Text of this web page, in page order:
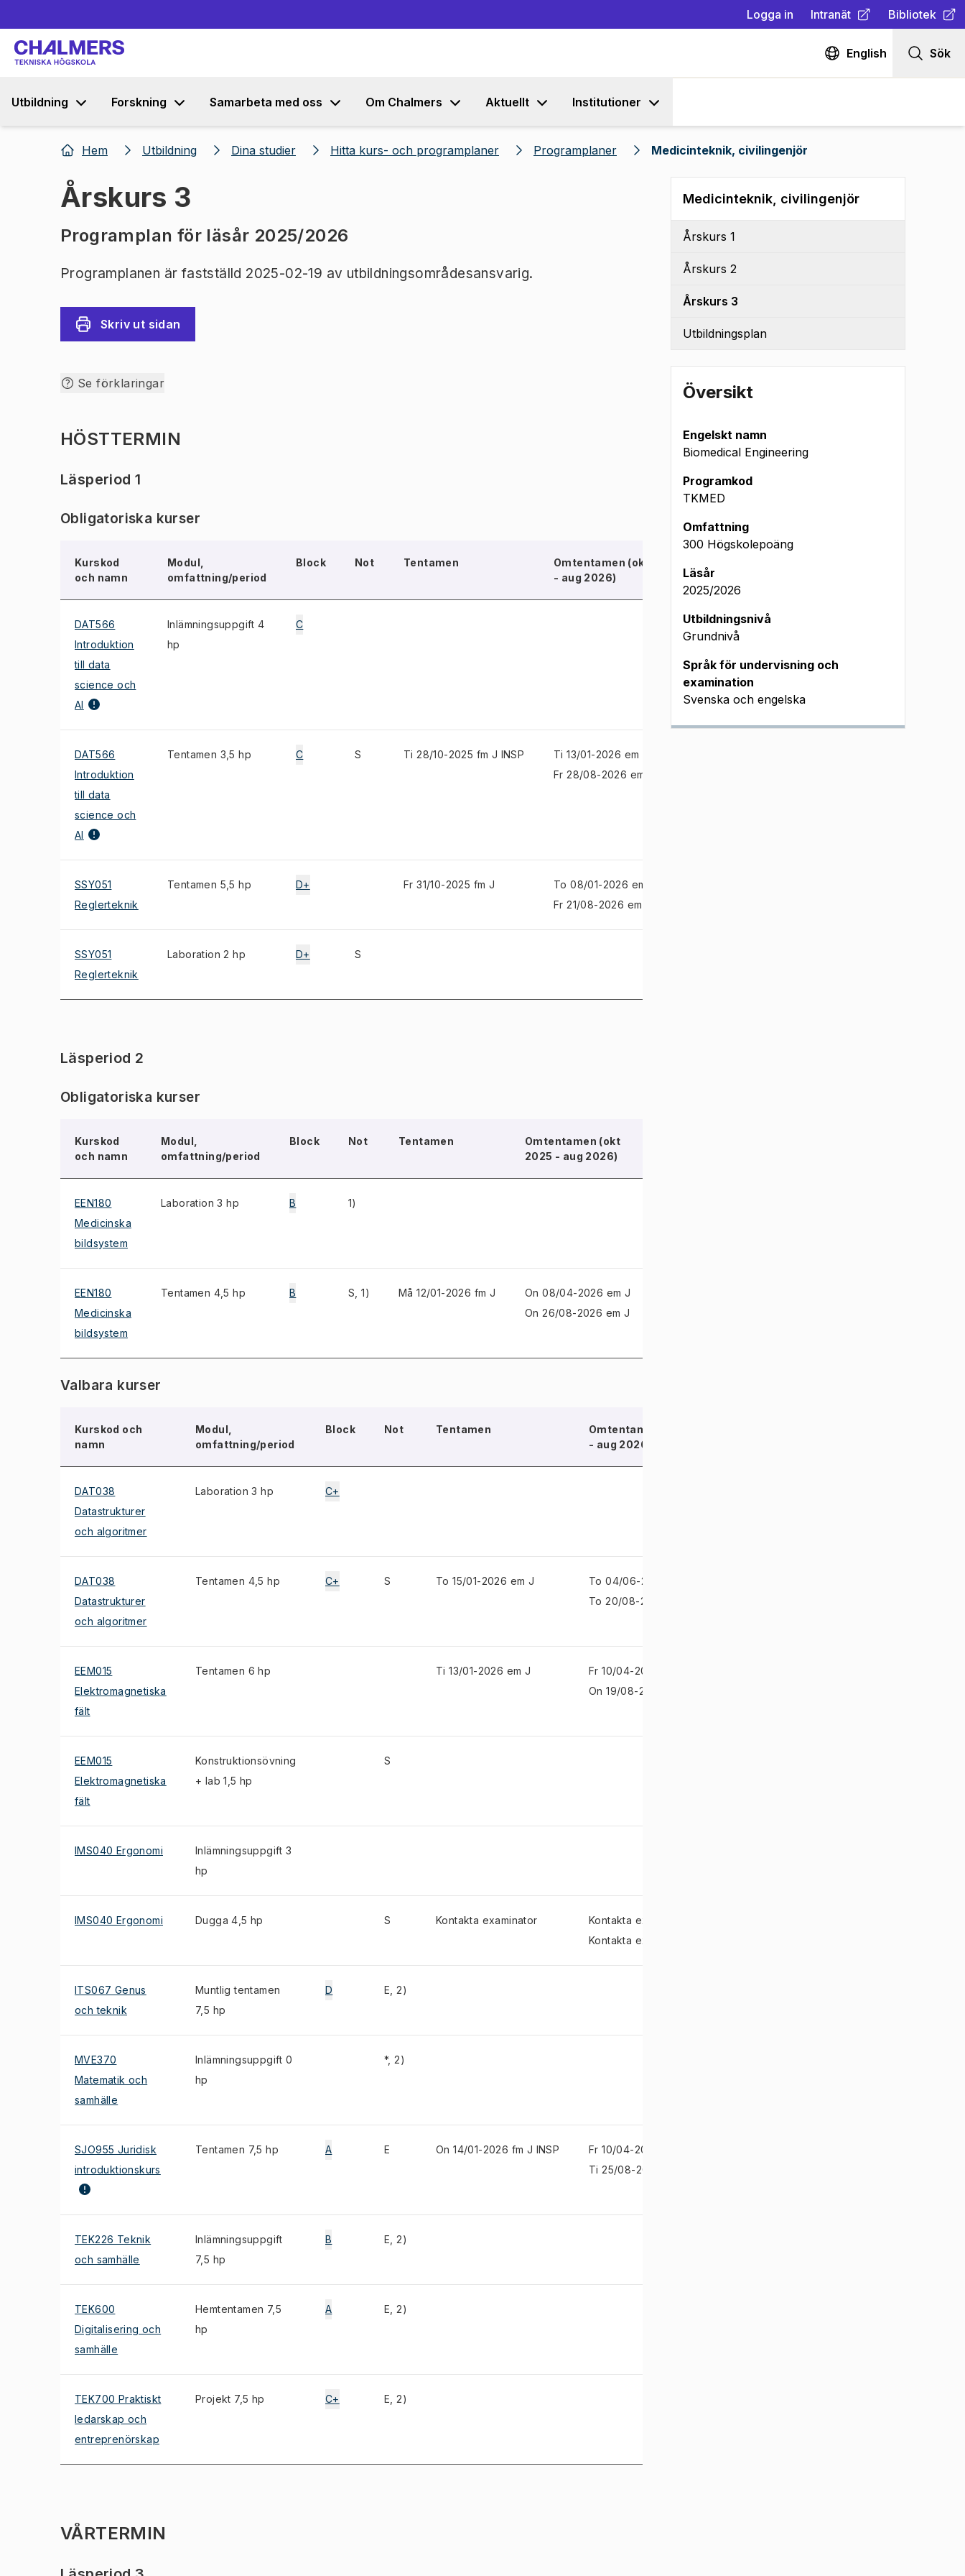
Logga in Intranät
(Öppnas i ny flik)
Bibliotek
(Öppnas i ny
English Sök
Utbildning Forskning Samarbeta med oss Om Chalmers Aktuellt Institutioner
Hem Utbildning Dina studier Hitta kurs- och programplaner Programplaner Medicinteknik, civilingenjör
Årskurs 3
Programplan för läsår 2025/2026
Programplanen är fastställd 2025-02-19 av utbildningsområdesansvarig.
Skriv ut sidan
Se förklaringar
HÖSTTERMIN
Läsperiod 1
Obligatoriska kurser
Kurskod
och namn
Modul,
omfattning/period
Block Not Tentamen
Omtentamen (okt 2025
- aug 2026)
DAT566
Introduktion
till data
science och
AI
Inlämningsuppgift 4
hp
C
DAT566
Introduktion
till data
science och
AI
Tentamen 3,5 hp C S Ti 28/10-2025 fm J INSP
Ti 13/01-2026 em J INSP
Fr 28/08-2026 em J INSP
SSY051
Reglerteknik
Tentamen 5,5 hp D+ Fr 31/10-2025 fm J
To 08/01-2026 em J
Fr 21/08-2026 em J
SSY051
Reglerteknik
Laboration 2 hp D+ S
Läsperiod 2
Obligatoriska kurser
Kurskod
och namn
Modul,
omfattning/period
Block Not Tentamen
Omtentamen (okt
2025 - aug 2026)
EEN180
Medicinska
bildsystem
Laboration 3 hp B 1)
EEN180
Medicinska
bildsystem
Tentamen 4,5 hp B S, 1) Må 12/01-2026 fm J
On 08/04-2026 em J
On 26/08-2026 em J
Valbara kurser
Kurskod och
namn
Modul,
omfattning/period
Block Not Tentamen
Omtentamen (okt 2025
- aug 2026)
DAT038
Datastrukturer
och algoritmer
Laboration 3 hp C+
DAT038
Datastrukturer
och algoritmer
Tentamen 4,5 hp C+ S To 15/01-2026 em J
To 04/06-2026 em J
To 20/08-2026 em J
EEM015
Elektromagnetiska
fält
Tentamen 6 hp Ti 13/01-2026 em J
Fr 10/04-2026 em J
On 19/08-2026 em J
EEM015
Elektromagnetiska
fält
Konstruktionsövning
+ lab 1,5 hp
S
IMS040 Ergonomi
Inlämningsuppgift 3
hp
IMS040 Ergonomi Dugga 4,5 hp S Kontakta examinator
Kontakta examinator
Kontakta examinator
ITS067 Genus
och teknik
Muntlig tentamen
7,5 hp
D E, 2)
MVE370
Matematik och
samhälle
Inlämningsuppgift 0
hp
*, 2)
SJO955 Juridisk
introduktionskurs
Tentamen 7,5 hp A E On 14/01-2026 fm J INSP
Fr 10/04-2026 fm J INSP
Ti 25/08-2026 em J INSP
TEK226 Teknik
och samhälle
Inlämningsuppgift
7,5 hp
B E, 2)
TEK600
Digitalisering och
samhälle
Hemtentamen 7,5
hp
A E, 2)
TEK700 Praktiskt
ledarskap och
entreprenörskap
Projekt 7,5 hp C+ E, 2)
VÅRTERMIN
Medicinteknik, civilingenjör
Årskurs 1
Årskurs 2
Årskurs 3
Utbildningsplan
Översikt
Engelskt namn
Biomedical Engineering
Programkod
TKMED
Omfattning
300 Högskolepoäng
Läsår
2025/2026
Utbildningsnivå
Grundnivå
Språk för undervisning och
examination
Svenska och engelska